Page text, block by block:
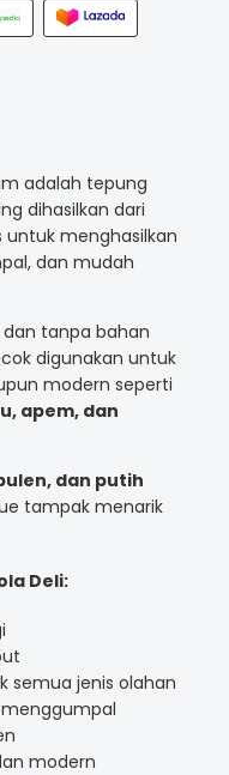
adalah tepung
dihasilkan dari
untuk menghasilkan
dan mudah
dan tanpa bahan
digunakan untuk
modern seperti
apem, dan
dan putih
tampak menarik
Deli:
semua jenis olahan
modern